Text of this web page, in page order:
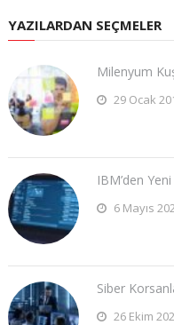
YAZILARDAN SEÇMELER
Milenyum
29 Ocak
IBM’den
6 Mayıs
Siber
26 Ekim